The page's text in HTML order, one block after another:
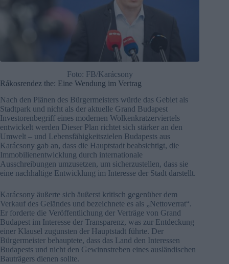
Foto: FB/Karácsony
Rákosrendez the: Eine Wendung im Vertrag
Nach den Plänen des Bürgermeisters würde das Gebiet als
Stadtpark und nicht als der aktuelle Grand Budapest
Investorenbegriff eines modernen Wolkenkratzerviertels
entwickelt werden Dieser Plan richtet sich stärker an den
Umwelt – und Lebensfähigkeitszielen Budapests aus
Karácsony gab an, dass die Hauptstadt beabsichtigt, die
Immobilienentwicklung durch internationale
Ausschreibungen umzusetzen, um sicherzustellen, dass sie
eine nachhaltige Entwicklung im Interesse der Stadt darstellt.
Karácsony äußerte sich äußerst kritisch gegenüber dem
Verkauf des Geländes und bezeichnete es als „Nettoverrat“.
Er forderte die Veröffentlichung der Verträge von Grand
Budapest im Interesse der Transparenz, was zur Entdeckung
einer Klausel zugunsten der Hauptstadt führte. Der
Bürgermeister behauptete, dass das Land den Interessen
Budapests und nicht den Gewinnstreben eines ausländischen
Bauträgers dienen sollte.